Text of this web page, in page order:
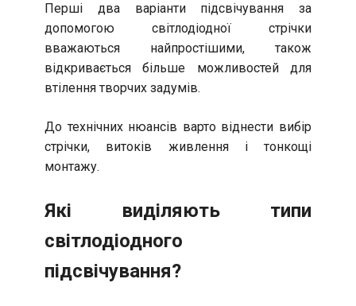
Перші два варіанти підсвічування за
допомогою світлодіодної стрічки
вважаються найпростішими, також
відкривається більше можливостей для
втілення творчих задумів.
До технічних нюансів варто віднести вибір
стрічки, витоків живлення і тонкощі
монтажу.
Які виділяють типи
світлодіодного
підсвічування?